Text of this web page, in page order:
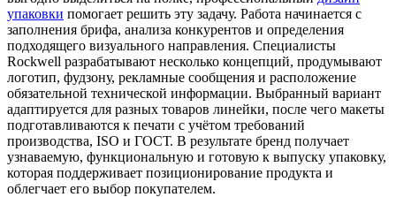
упаковки помогает решить эту задачу. Работа начинается с
заполнения брифа, анализа конкурентов и определения
подходящего визуального направления. Специалисты
Rockwell разрабатывают несколько концепций, продумывают
логотип, фудзону, рекламные сообщения и расположение
обязательной технической информации. Выбранный вариант
адаптируется для разных товаров линейки, после чего макеты
подготавливаются к печати с учётом требований
производства, ISO и ГОСТ. В результате бренд получает
узнаваемую, функциональную и готовую к выпуску упаковку,
которая поддерживает позиционирование продукта и
облегчает его выбор покупателем.